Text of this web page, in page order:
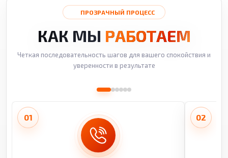
ПРОЗРАЧНЫЙ ПРОЦЕСС
КАК МЫ РАБОТАЕМ
Четкая последовательность шагов для вашего спокойствия и
уверенности в результате
01 02